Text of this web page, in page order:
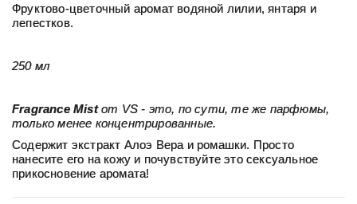
Фруктово-цветочный аромат водяной лилии, янтаря и
лепестков.
250 мл
Fragrance Mistот VS - это, по сути, те же парфюмы,
только менее концентрированные.
Содержит экстракт Алоэ Вера и ромашки. Просто
нанесите его на кожу и почувствуйте это сексуальное
прикосновение аромата!